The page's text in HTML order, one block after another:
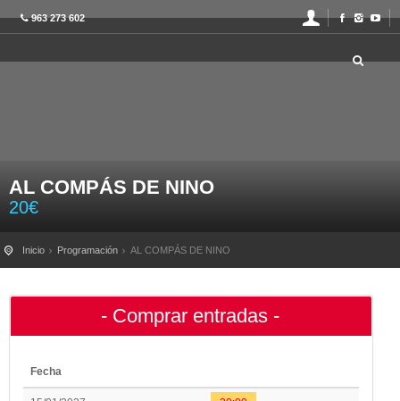
963 273 602
AL COMPÁS DE NINO
20€
Inicio Programación AL COMPÁS DE NINO
- Comprar entradas -
Fecha